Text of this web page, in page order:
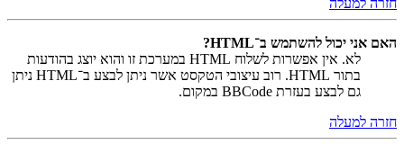
חזרה למעלה
האם אני יכול להשתמש ב־HTML?
לא. אין אפשרות לשלוח HTML במערכת זו והוא יוצג בהודעות
בתור HTML. רוב עיצובי הטקסט אשר ניתן לבצע ב־HTML ניתן
גם לבצע בעזרת BBCode במקום.
חזרה למעלה